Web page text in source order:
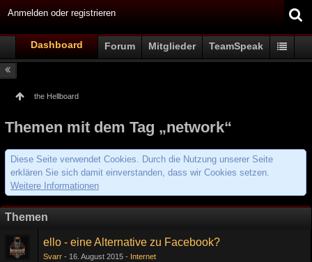
Anmelden oder registrieren
Dashboard Forum Mitglieder TeamSpeak
the Hellboard
Themen mit dem Tag „network“
Diese Seite verwendet Cookies. Durch die Nutzung unserer Seite
erklären Sie sich damit einverstanden, dass wir Cookies setzen.
Weitere Informationen
Themen
ello - eine Alternative zu Facebook?
Svarr 16. August 2015 Internet